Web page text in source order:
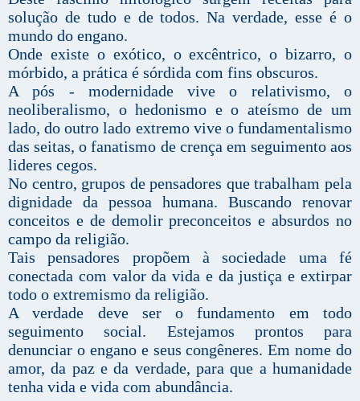
solução de tudo e de todos. Na verdade, esse é o
mundo do engano.
Onde existe o exótico, o excêntrico, o bizarro, o
mórbido, a prática é sórdida com fins obscuros.
A pós - modernidade vive o relativismo, o
neoliberalismo, o hedonismo e o ateísmo de um
lado, do outro lado extremo vive o fundamentalismo
das seitas, o fanatismo de crença em seguimento aos
lideres cegos.
No centro, grupos de pensadores que trabalham pela
dignidade da pessoa humana. Buscando renovar
conceitos e de demolir preconceitos e absurdos no
campo da religião.
Tais pensadores propõem à sociedade uma fé
conectada com valor da vida e da justiça e extirpar
todo o extremismo da religião.
A verdade deve ser o fundamento em todo
seguimento social. Estejamos prontos para
denunciar o engano e seus congêneres. Em nome do
amor, da paz e da verdade, para que a humanidade
tenha vida e vida com abundância.